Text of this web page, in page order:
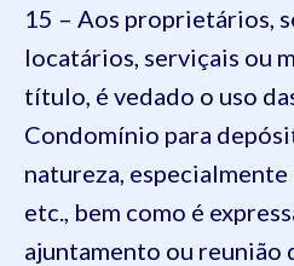
15 – Aos proprietários,
locatários, serviçais ou
título, é vedado o uso
Condomínio para
natureza,
etc., bem como é
ajuntamento ou reunião